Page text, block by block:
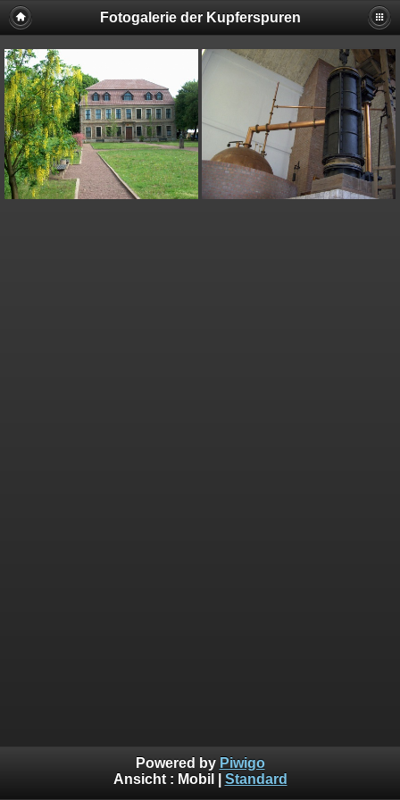
Fotogalerie der Kupferspuren
Powered by Piwigo
Ansicht : Mobil Standard